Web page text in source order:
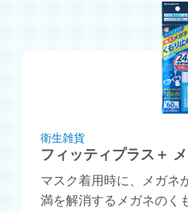
衛生雑貨
フィッティプラス＋
マスク着用時に、メガネ
満を解消するメガネのく